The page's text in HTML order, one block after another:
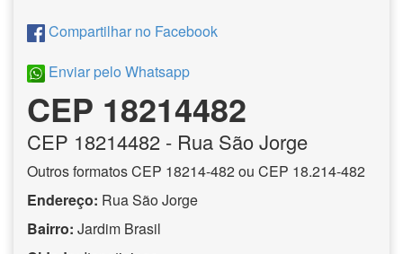
Compartilhar no Facebook
Enviar pelo Whatsapp
CEP 18214482
CEP 18214482 - Rua São Jorge
Outros formatos CEP 18214-482 ou CEP 18.214-482
Endereço: Rua São Jorge
Bairro: Jardim Brasil